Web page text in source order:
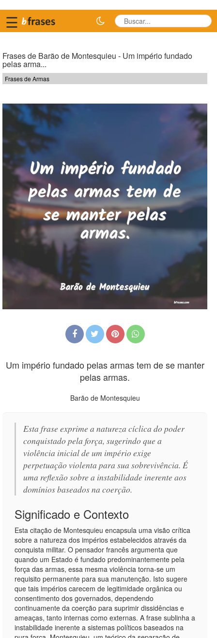
☰
Frases de Barão de Montesquieu - Um império fundado
pelas arma...
Frases de Armas
Um império fundado pelas armas tem de se manter
pelas armas.
Barão de Montesquieu
Esta frase exprime a natureza cíclica do poder
conquistado pela força, sugerindo que a
violência inicial de um império exige
perpetuação violenta para sua sobrevivência. É
uma reflexão sobre a instabilidade inerente aos
domínios baseados na coerção.
Significado e Contexto
Esta citação de Montesquieu encapsula uma visão crítica
sobre a natureza dos impérios estabelecidos através da
conquista militar. O pensador francês argumenta que
quando um Estado é fundado predominantemente pela
força das armas, essa mesma violência torna-se um
requisito permanente para sua manutenção. Isto sugere
que tais impérios carecem de legitimidade orgânica ou
consentimento dos governados, dependendo
continuamente da coerção para suprimir dissidências e
ameaças, tanto internas como externas. A frase sublinha a
instabilidade inerente a sistemas políticos baseados na